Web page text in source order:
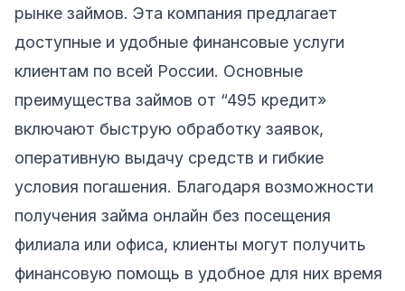
рынке займов. Эта компания предлагает
доступные и удобные финансовые услуги
клиентам по всей России. Основные
преимущества займов от “495 кредит»
включают быструю обработку заявок,
оперативную выдачу средств и гибкие
условия погашения. Благодаря возможности
получения займа онлайн без посещения
филиала или офиса, клиенты могут получить
финансовую помощь в удобное для них время